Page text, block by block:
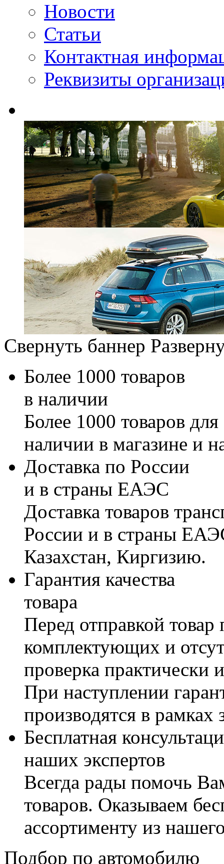
Новости
Статьи
Контактная
Реквизиты
Свернуть баннер
Более 1000 товаров
в наличии
Более 1000 товаров
наличии в магазине и
Доставка по России
и в страны ЕАЭС
Доставка товаров
России и в страны
Казахстан, Киргизию.
Гарантия качества
товара
Перед отправкой товар
комплектующих и
проверка практически
При наступлении
производятся в рамках
Бесплатная
наших экспертов
Всегда рады помочь
товаров. Оказываем
ассортименту из
Подбор по автомобилю